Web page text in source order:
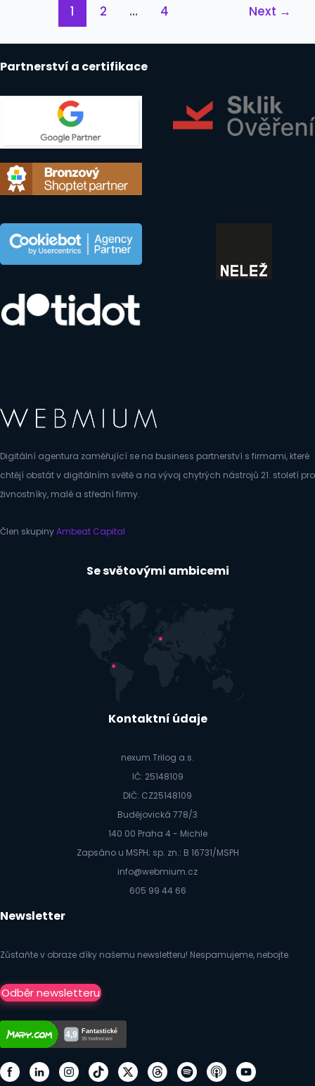
pagination
1 2 … 4 Next →
Partnerství a certifikace
Digitální agentura zaměřující se na business partnerství s firmami, které
chtějí obstát v digitálním světě a na vývoj chytrých nástrojů 21. století pro
živnostníky, malé a střední firmy.
Člen skupinyAmbeat Capital
Se světovými ambicemi
Kontaktní údaje
nexum Trilog a.s.
IČ: 25148109
DIČ: CZ25148109
Budějovická 778/3
140 00 Praha 4 - Michle
Zapsáno u MSPH; sp. zn.: B 16731/MSPH
info@webmium.cz
605 99 44 66
Newsletter
Zůstaňte v obraze díky našemu newsletteru! Nespamujeme, nebojte.
Odběr newsletteru